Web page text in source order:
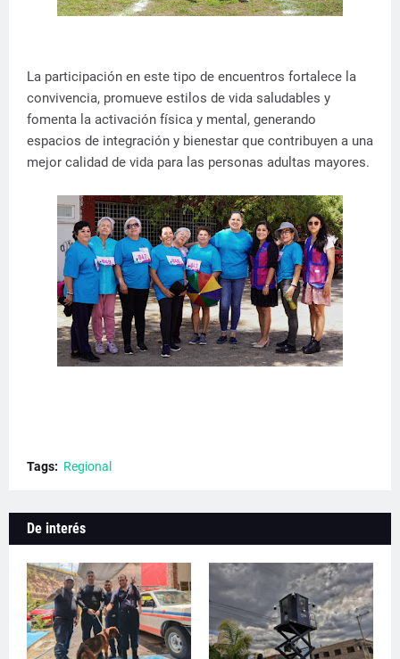
La participación en este tipo de encuentros fortalece la
convivencia, promueve estilos de vida saludables y
fomenta la activación física y mental, generando
espacios de integración y bienestar que contribuyen a una
mejor calidad de vida para las personas adultas mayores.
Tags: Regional
De interés